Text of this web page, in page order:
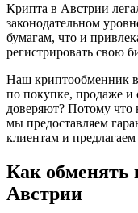
Крипта в Австрии
законодательном
бумагам, что и
регистрировать свою
Наш криптообменник в
по покупке, продаже
доверяют? Потому что
мы предоставляем
клиентам и
Как обменять
Австрии